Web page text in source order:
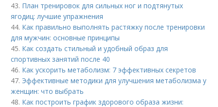
43. План тренировок для сильных ног и подтянутых
ягодиц: лучшие упражнения
44. Как правильно выполнять растяжку после тренировки
для мужчин: основные принципы
45. Как создать стильный и удобный образ для
спортивных занятий после 40
46. Как ускорить метаболизм: 7 эффективных секретов
47. Эффективные методики для улучшения метаболизма у
женщин: что выбрать
48. Как построить график здорового образа жизни: